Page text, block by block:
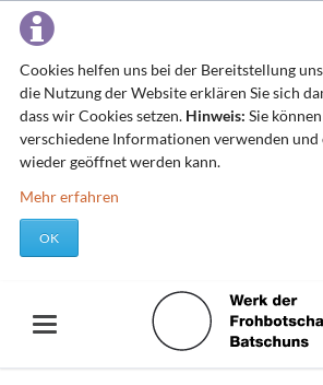
Cookies helfen uns bei der Bereitstellung
die Nutzung der Website erklären Sie sich
dass wir Cookies setzen. Hinweis: Sie
verschiedene Informationen verwenden und
wieder geöffnet werden kann.
Mehr erfahren
OK